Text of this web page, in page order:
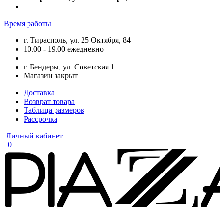
Время работы
г. Тирасполь, ул. 25 Октября, 84
10.00 - 19.00 ежедневно
г. Бендеры, ул. Советская 1
Магазин закрыт
Доставка
Возврат товара
Таблица размеров
Рассрочка
Личный кабинет
0